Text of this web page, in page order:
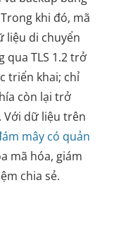
khi đó, mã
liệu di chuyển
qua TLS 1.2 trở
triển khai; chỉ
còn lại trở
Với dữ liệu trên
mây có quản
mã hóa, giám
chia sẻ.